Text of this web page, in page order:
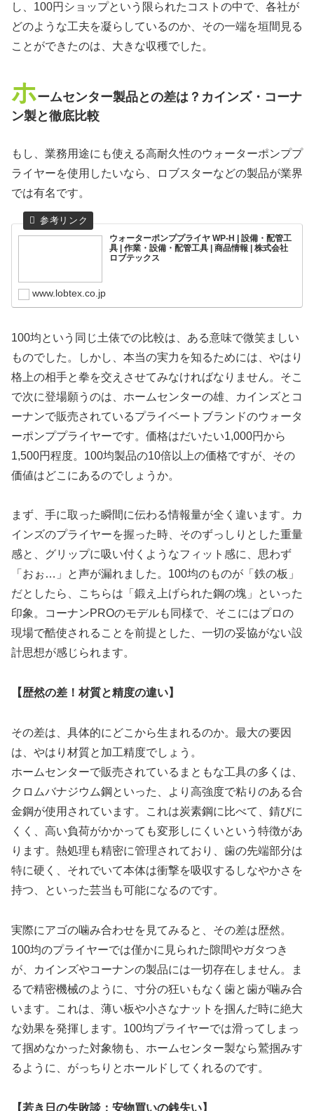
し、100円ショップという限られたコストの中で、各社が
どのような工夫を凝らしているのか、その一端を垣間見る
ことができたのは、大きな収穫でした。
ホームセンター製品との差は？カインズ・コーナ
ン製と徹底比較
もし、業務用途にも使える高耐久性のウォーターポンププ
ライヤーを使用したいなら、ロブスターなどの製品が業界
では有名です。
ウォーターポンププライヤ WP-H | 設備・配管工
具 | 作業・設備・配管工具 | 商品情報 | 株式会社
ロブテックス
www.lobtex.co.jp
100均という同じ土俵での比較は、ある意味で微笑ましい
ものでした。しかし、本当の実力を知るためには、やはり
格上の相手と拳を交えさせてみなければなりません。そこ
で次に登場願うのは、ホームセンターの雄、カインズとコ
ーナンで販売されているプライベートブランドのウォータ
ーポンププライヤーです。価格はだいたい1,000円から
1,500円程度。100均製品の10倍以上の価格ですが、その
価値はどこにあるのでしょうか。
まず、手に取った瞬間に伝わる情報量が全く違います。カ
インズのプライヤーを握った時、そのずっしりとした重量
感と、グリップに吸い付くようなフィット感に、思わず
「おぉ…」と声が漏れました。100均のものが「鉄の板」
だとしたら、こちらは「鍛え上げられた鋼の塊」といった
印象。コーナンPROのモデルも同様で、そこにはプロの
現場で酷使されることを前提とした、一切の妥協がない設
計思想が感じられます。
【歴然の差！材質と精度の違い】
その差は、具体的にどこから生まれるのか。最大の要因
は、やはり材質と加工精度でしょう。
ホームセンターで販売されているまともな工具の多くは、
クロムバナジウム鋼といった、より高強度で粘りのある合
金鋼が使用されています。これは炭素鋼に比べて、錆びに
くく、高い負荷がかかっても変形しにくいという特徴があ
ります。熱処理も精密に管理されており、歯の先端部分は
特に硬く、それでいて本体は衝撃を吸収するしなやかさを
持つ、といった芸当も可能になるのです。
実際にアゴの噛み合わせを見てみると、その差は歴然。
100均のプライヤーでは僅かに見られた隙間やガタつき
が、カインズやコーナンの製品には一切存在しません。ま
るで精密機械のように、寸分の狂いもなく歯と歯が噛み合
います。これは、薄い板や小さなナットを掴んだ時に絶大
な効果を発揮します。100均プライヤーでは滑ってしまっ
て掴めなかった対象物も、ホームセンター製なら鷲掴みす
るように、がっちりとホールドしてくれるのです。
【若き日の失敗談：安物買いの銭失い】